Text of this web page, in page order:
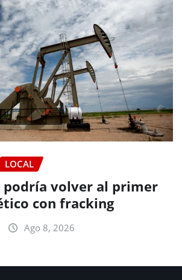
LOCAL
podría volver al primer
con fracking
Ago 8, 2026